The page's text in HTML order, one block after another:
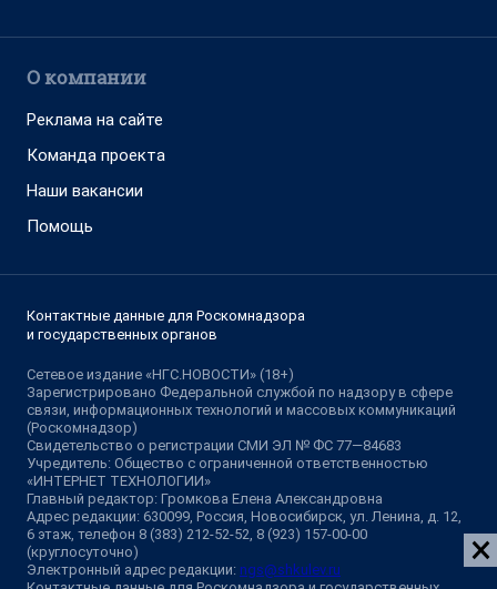
О компании
Реклама на сайте
Команда проекта
Наши вакансии
Помощь
Контактные данные для Роскомнадзора
и государственных органов
Сетевое издание «НГС.НОВОСТИ» (18+)
Зарегистрировано Федеральной службой по надзору в сфере
связи, информационных технологий и массовых коммуникаций
(Роскомнадзор)
Свидетельство о регистрации СМИ ЭЛ № ФС 77—84683
Учредитель: Общество с ограниченной ответственностью
«ИНТЕРНЕТ ТЕХНОЛОГИИ»
Главный редактор: Громкова Елена Александровна
Адрес редакции: 630099, Россия, Новосибирск, ул. Ленина, д. 12,
6 этаж, телефон 8 (383) 212-52-52, 8 (923) 157-00-00
(круглосуточно)
Электронный адрес редакции: ngs@shkulev.ru